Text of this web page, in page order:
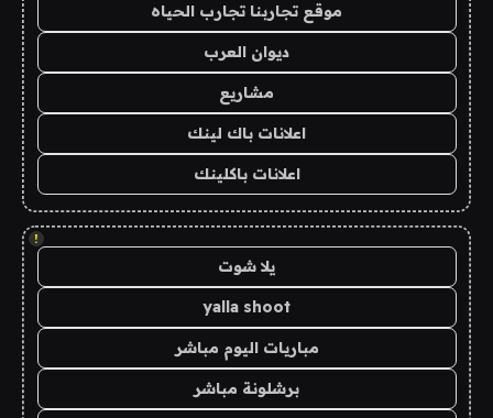
موقع تجاربنا تجارب الحياه
ديوان العرب
مشاريع
اعلانات باك لينك
اعلانات باكلينك
!
يلا شوت
yalla shoot
مباريات اليوم مباشر
برشلونة مباشر